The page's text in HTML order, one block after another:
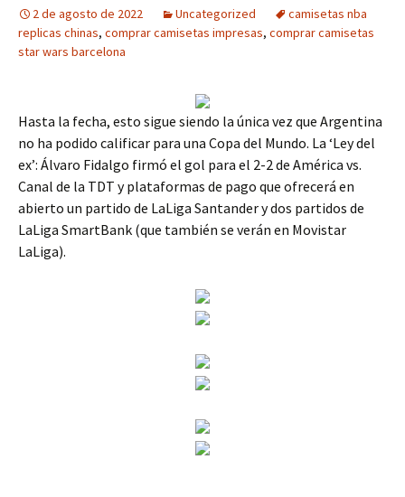
2 de agosto de 2022 Uncategorized
camisetas nba
replicas chinas, comprar camisetas impresas, comprar camisetas
star wars barcelona
Hasta la fecha, esto sigue siendo la única vez que Argentina
no ha podido calificar para una Copa del Mundo. La ‘Ley del
ex’: Álvaro Fidalgo firmó el gol para el 2-2 de América vs.
Canal de la TDT y plataformas de pago que ofrecerá en
abierto un partido de LaLiga Santander y dos partidos de
LaLiga SmartBank (que también se verán en Movistar
LaLiga).